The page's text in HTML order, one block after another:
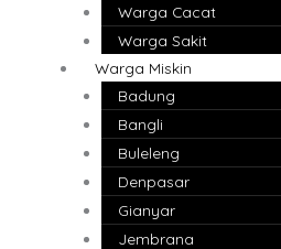
Warga Cacat
Warga Sakit
Warga Miskin
Badung
Bangli
Buleleng
Denpasar
Gianyar
Jembrana